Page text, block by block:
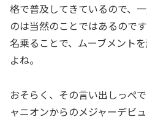
格で普及してきているので、
のは当然のことではあるので
名乗ることで、ムーブメント
よね。
おそらく、その言い出しっぺ
ャニオンからのメジャーデビ